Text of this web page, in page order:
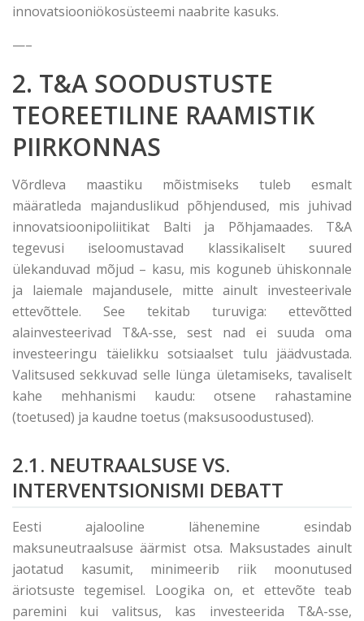
innovatsiooniökosüsteemi naabrite kasuks.
—–
2. T&A SOODUSTUSTE
TEOREETILINE RAAMISTIK
PIIRKONNAS
Võrdleva maastiku mõistmiseks tuleb esmalt
määratleda majanduslikud põhjendused, mis juhivad
innovatsioonipoliitikat Balti ja Põhjamaades. T&A
tegevusi iseloomustavad klassikaliselt suured
ülekanduvad mõjud – kasu, mis koguneb ühiskonnale
ja laiemale majandusele, mitte ainult investeerivale
ettevõttele. See tekitab turuviga: ettevõtted
alainvesteerivad T&A-sse, sest nad ei suuda oma
investeeringu täielikku sotsiaalset tulu jäädvustada.
Valitsused sekkuvad selle lünga ületamiseks, tavaliselt
kahe mehhanismi kaudu: otsene rahastamine
(toetused) ja kaudne toetus (maksusoodustused).
2.1. NEUTRAALSUSE VS.
INTERVENTSIONISMI DEBATT
Eesti ajalooline lähenemine esindab
maksuneutraalsuse äärmist otsa. Maksustades ainult
jaotatud kasumit, minimeerib riik moonutused
äriotsuste tegemisel. Loogika on, et ettevõte teab
paremini kui valitsus, kas investeerida T&A-sse,